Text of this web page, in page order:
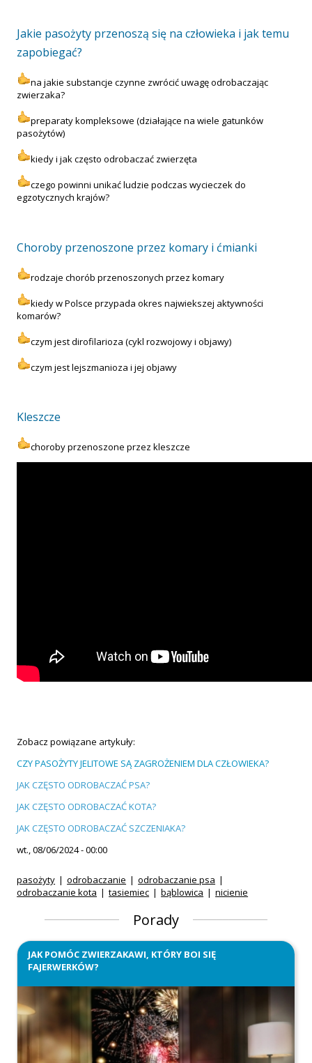
Jakie pasożyty przenoszą się na człowieka i jak temu
zapobiegać?
na jakie substancje czynne zwrócić uwagę odrobaczając
zwierzaka?
preparaty kompleksowe (działające na wiele gatunków
pasożytów)
kiedy i jak często odrobaczać zwierzęta
czego powinni unikać ludzie podczas wycieczek do
egzotycznych krajów?
Choroby przenoszone przez komary i ćmianki
rodzaje chorób przenoszonych przez komary
kiedy w Polsce przypada okres najwiekszej aktywności
komarów?
czym jest dirofilarioza (cykl rozwojowy i objawy)
czym jest lejszmanioza i jej objawy
Kleszcze
choroby przenoszone przez kleszcze
Zobacz powiązane artykuły:
CZY PASOŻYTY JELITOWE SĄ ZAGROŻENIEM DLA CZŁOWIEKA?
JAK CZĘSTO ODROBACZAĆ PSA?
JAK CZĘSTO ODROBACZAĆ KOTA?
JAK CZĘSTO ODROBACZAĆ SZCZENIAKA?
wt., 08/06/2024 - 00:00
pasożyty odrobaczanie
odrobaczanie psa
odrobaczanie kota
tasiemiec bąblowica nicienie
Porady
JAK POMÓC ZWIERZAKAWI, KTÓRY BOI SIĘ
FAJERWERKÓW?